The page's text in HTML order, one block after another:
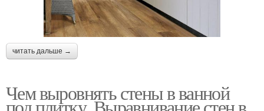
читать дальше →
Чем выровнять стены в ванной